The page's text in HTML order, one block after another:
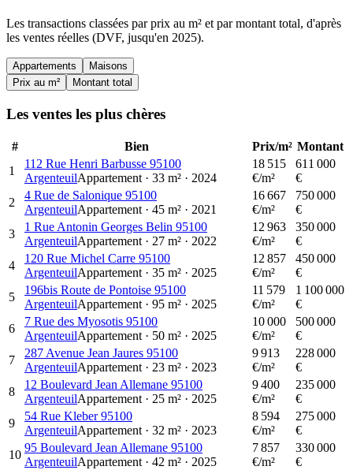
Les transactions classées par prix au m² et par montant total, d'après
les ventes réelles (DVF, jusqu'en 2025).
Appartements
Maisons
Prix au m²
Montant total
Les ventes les plus chères
# Bien Prix/m² Montant
1
112 Rue Henri Barbusse 95100
ArgenteuilAppartement · 33 m² · 2024
18 515
€/m²
611 000
€
2
4 Rue de Salonique 95100
ArgenteuilAppartement · 45 m² · 2021
16 667
€/m²
750 000
€
3
1 Rue Antonin Georges Belin 95100
ArgenteuilAppartement · 27 m² · 2022
12 963
€/m²
350 000
€
4
120 Rue Michel Carre 95100
ArgenteuilAppartement · 35 m² · 2025
12 857
€/m²
450 000
€
5
196bis Route de Pontoise 95100
ArgenteuilAppartement · 95 m² · 2025
11 579
€/m²
1 100 000
€
6
7 Rue des Myosotis 95100
ArgenteuilAppartement · 50 m² · 2025
10 000
€/m²
500 000
€
7
287 Avenue Jean Jaures 95100
ArgenteuilAppartement · 23 m² · 2023
9 913
€/m²
228 000
€
8
12 Boulevard Jean Allemane 95100
ArgenteuilAppartement · 25 m² · 2025
9 400
€/m²
235 000
€
9
54 Rue Kleber 95100
ArgenteuilAppartement · 32 m² · 2023
8 594
€/m²
275 000
€
10
95 Boulevard Jean Allemane 95100
ArgenteuilAppartement · 42 m² · 2025
7 857
€/m²
330 000
€